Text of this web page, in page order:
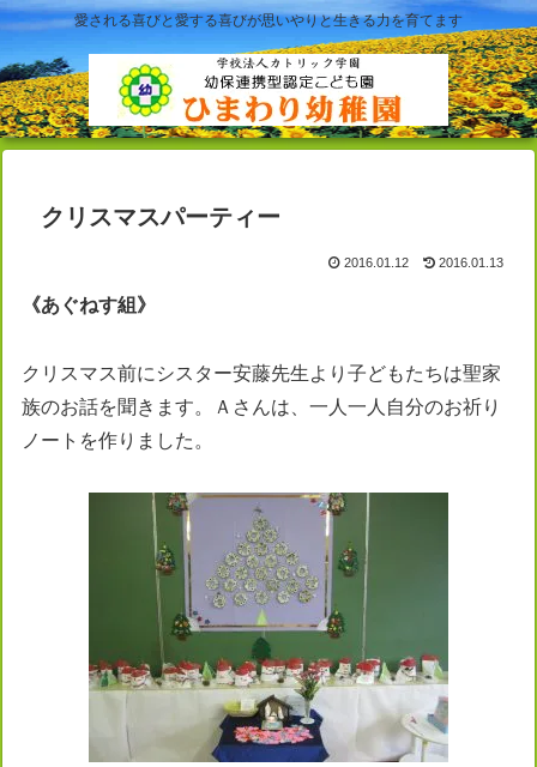
愛される喜びと愛する喜びが思いやりと生きる力を育てます
クリスマスパーティー
2016.01.12 2016.01.13
《あぐねす組 》
クリスマス前にシスター安藤先生より子どもたちは聖家
族のお話を聞きます。Ａさんは、一人一人自分のお祈り
ノートを作りました。